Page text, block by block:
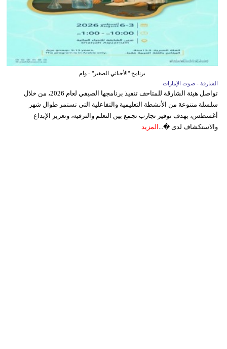
برنامج "الأحيائي الصغير" - وام
الشارقة - صوت الإمارات
تواصل هيئة الشارقة للمتاحف تنفيذ برنامجها الصيفي لعام 2026، من خلال
سلسلة متنوعة من الأنشطة التعليمية والتفاعلية التي تستمر طوال شهر
أغسطس، بهدف توفير تجارب تجمع بين التعلم والترفيه، وتعزيز الإبداع
والاستكشاف لدى �... المزيد